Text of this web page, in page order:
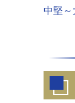
中堅～